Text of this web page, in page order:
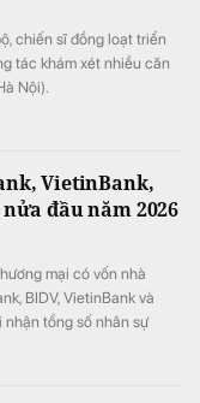
chiến sĩ đồng loạt triển
tác khám xét nhiều căn
Nội).
VietinBank,
đầu năm 2026
mại có vốn nhà
BIDV, VietinBank và
nhận tổng số nhân sự